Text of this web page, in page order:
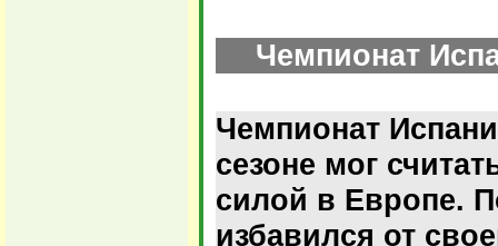
Чемпионат
Чемпионат
сезоне мог
силой в Европе.
избавился от